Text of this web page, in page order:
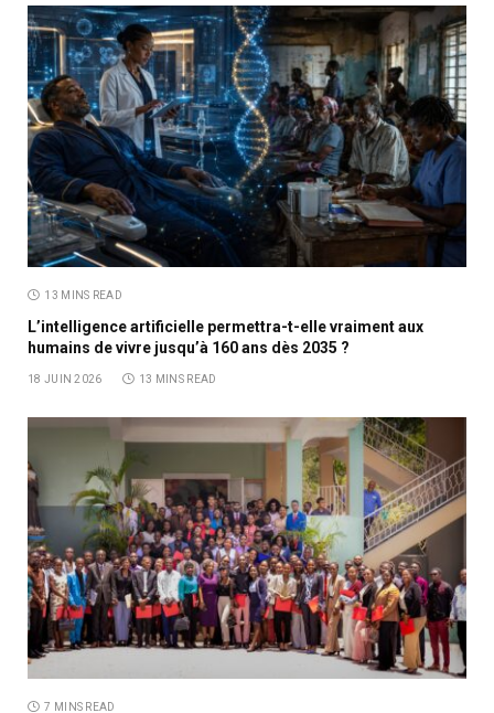
13 MINS READ
L’intelligence artificielle permettra-t-elle vraiment aux
humains de vivre jusqu’à 160 ans dès 2035 ?
18 JUIN 2026 13 MINS READ
7 MINS READ